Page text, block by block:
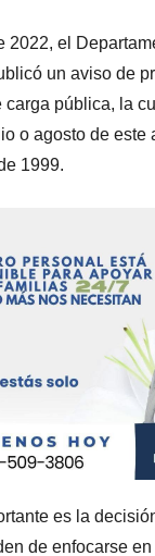
2022, el
un aviso de
carga pública, la
o agosto de este
1999.
es la
de enfocarse en